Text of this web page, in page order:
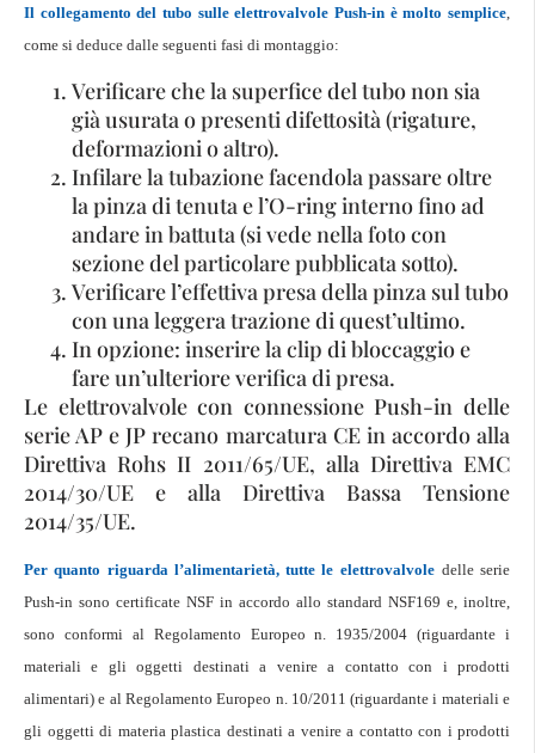
Il collegamento del tubo sulle elettrovalvole Push-in è molto semplice
come si deduce dalle seguenti fasi di montaggio:
Verificare che la superfice del tubo non sia
già usurata o presenti difettosità (rigature,
deformazioni o altro).
Infilare la tubazione facendola passare oltre
la pinza di tenuta e l’O-ring interno fino ad
andare in battuta (si vede nella foto con
sezione del particolare pubblicata sotto).
Verificare l’effettiva presa della pinza sul tubo
con una leggera trazione di quest’ultimo.
In opzione: inserire la clip di bloccaggio e
fare un’ulteriore verifica di presa.
Le elettrovalvole con connessione Push-in delle
serie AP e JP recano marcatura CE in accordo alla
Direttiva Rohs II 2011/65/UE, alla Direttiva EMC
2014/30/UE e alla Direttiva Bassa Tensione
2014/35/UE.
Per quanto riguarda l’alimentarietà, tutte le elettrovalvole delle serie
Push-in sono certificate NSF in accordo allo standard NSF169 e, inoltre,
sono conformi al Regolamento Europeo n. 1935/2004 (riguardante i
materiali e gli oggetti destinati a venire a contatto con i prodotti
alimentari) e al Regolamento Europeo n. 10/2011 (riguardante i materiali e
gli oggetti di materia plastica destinati a venire a contatto con i prodotti